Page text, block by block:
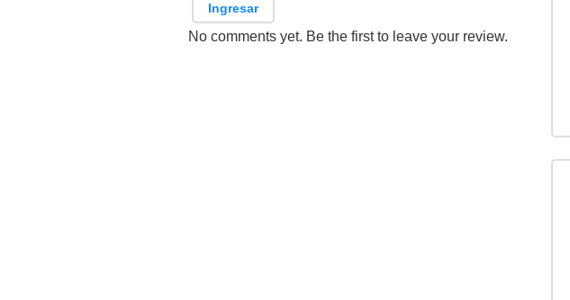
Ingresar
No comments yet. Be the first to leave your review.